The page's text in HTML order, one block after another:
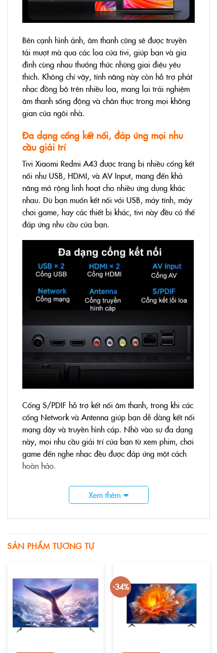
Bên cạnh hình ảnh, âm thanh cũng sẽ được truyền
tải mượt mà qua các loa của tivi, giúp bạn và gia
đình cùng nhau thưởng thức những giai điệu yêu
thích. Không chỉ vậy, tính năng này còn hỗ trợ phát
nhạc đồng bộ trên nhiều loa, mang lại trải nghiệm
âm thanh sống động và chân thực trong mọi không
gian của ngôi nhà.
Đa dạng cổng kết nối, đáp ứng mọi nhu
cầu giải trí
Tivi Xiaomi Redmi A43 được trang bị nhiều cổng kết
nối như USB, HDMI, và AV Input, mang đến khả
năng mở rộng linh hoạt cho nhiều ứng dụng khác
nhau. Dù bạn muốn kết nối với USB, máy tính, máy
chơi game, hay các thiết bị khác, tivi này đều có thể
đáp ứng nhu cầu của bạn.
Cổng S/PDIF hỗ trợ kết nối âm thanh, trong khi các
cổng Network và Antenna giúp bạn dễ dàng kết nối
mạng dây và truyền hình cáp. Nhờ vào sự đa dạng
này, mọi nhu cầu giải trí của bạn từ xem phim, chơi
game đến nghe nhạc đều được đáp ứng một cách
hoàn hảo.
Xem thêm
SẢN PHẨM TƯƠNG TỰ
-34%